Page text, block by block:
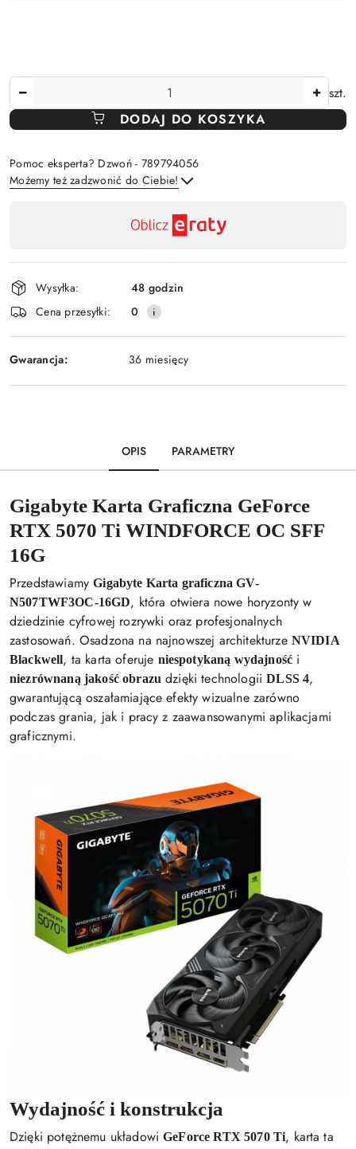
szt.
DODAJ DO KOSZYKA
Pomoc eksperta? Dzwoń - 789794056
Możemy też zadzwonić do Ciebie!
płatność
i
dostawa
Wysyłka:
48 godzin
Cena przesyłki:
0
Gwarancja: 36 miesięcy
OPIS PARAMETRY
Gigabyte Karta Graficzna GeForce
RTX 5070 Ti WINDFORCE OC SFF
16G
PrzedstawiamyGigabyte Karta graficzna GV-
N507TWF3OC-16GD, która otwiera nowe horyzonty w
dziedzinie cyfrowej rozrywki oraz profesjonalnych
zastosowań. Osadzona na najnowszej architekturze NVIDIA
Blackwell, ta karta oferuje niespotykaną wydajność i
niezrównaną jakość obrazu dzięki technologiiDLSS 4,
gwarantującą oszałamiające efekty wizualne zarówno
podczas grania, jak i pracy z zaawansowanymi aplikacjami
graficznymi.
Wydajność i konstrukcja
Dzięki potężnemu układowiGeForce RTX 5070 Ti, karta ta